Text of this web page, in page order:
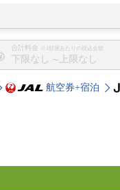
合計料金 ※1部屋あたりの税込金額
〜
航空券+宿泊